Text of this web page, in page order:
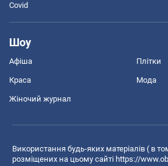
Covid
Шоу
Афіша Плітки
Краса Мода
Жіночий журнал
Використання будь-яких матеріалів ( в
розміщених на цьому сайті https://